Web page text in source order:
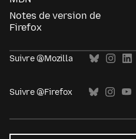
Notes de version de
Firefox
Suivre @Mozilla
Suivre @Firefox